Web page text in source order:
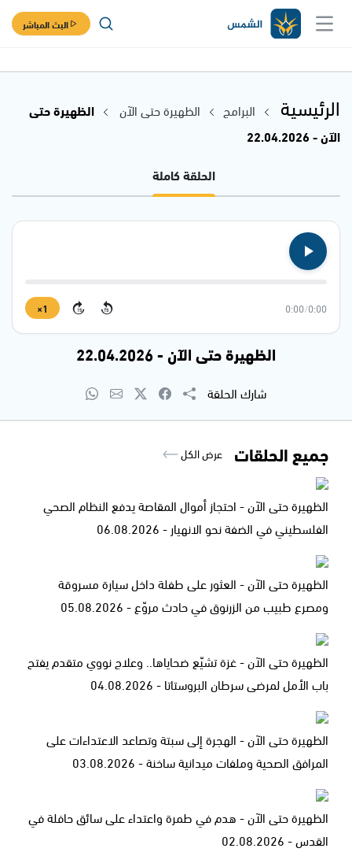
البث المباشر
الرئيسية البرامج الظهيرة حتى الآن
الظهيرة حتى
الآن - 22.04.2026
الحلقة كاملة
0:00
/
0:00
15
15
1×
الظهيرة حتى الآن - 22.04.2026
شارك الحلقة
جميع الحلقات عرض الكل
الظهيرة حتى الآن - احتجاز أموال المقاصة يدفع النظام الصحي
الفلسطيني في الضفة نحو الانهيار - 06.08.2026
الظهيرة حتى الآن - العثور على طفلة داخل سيارة مسروقة
ومصرع طبيب من الزرنوق في حادث مروّع - 05.08.2026
الظهيرة حتى الآن - غزة تشيّع ضحاياها.. وعلاج نووي متقدم يفتح
باب الأمل لمرضى سرطان البروستاتا - 04.08.2026
الظهيرة حتى الآن - الهجرة إلى سبتة وتصاعد الاعتداءات على
المرافق الصحية وملفات ميدانية ساخنة - 03.08.2026
الظهيرة حتى الآن - هدم في طمرة واعتداء على سائق حافلة في
القدس - 02.08.2026